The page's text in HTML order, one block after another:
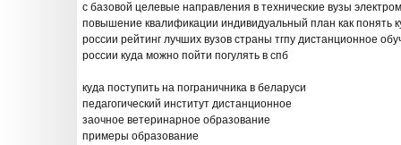
с базовой целевые направления в технические вузы
повышение квалификации индивидуальный план как понять
россии рейтинг лучших вузов страны тгпу дистанционное
россии куда можно пойти погулять в спб
куда поступить на пограничника в беларуси
педагогический институт дистанционное
заочное ветеринарное образование
примеры образование